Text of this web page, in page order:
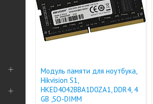
Модуль памяти для ноутбука,
Hikvision S1,
HKED4042BBA1D0ZA1, DDR4, 4
GB ,SO-DIMM